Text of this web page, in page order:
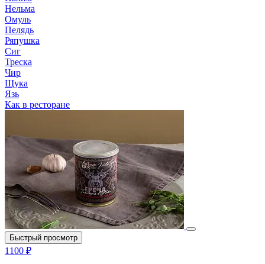
Нельма
Омуль
Пелядь
Ряпушка
Сиг
Треска
Чир
Щука
Язь
Как в ресторане
Быстрый просмотр
1100 ₽